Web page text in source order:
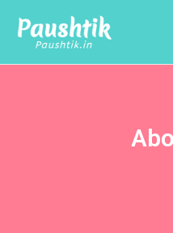
content